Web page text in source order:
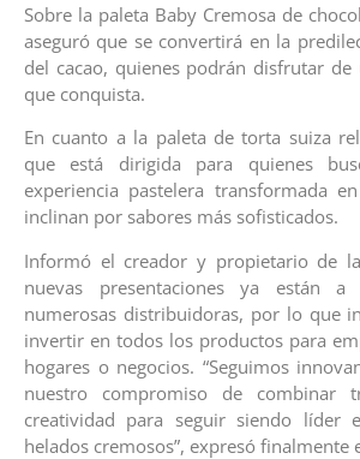
Sobre la paleta Baby Cremosa de
aseguró que se convertirá en la
del cacao, quienes podrán disfrutar
que conquista.
En cuanto a la paleta de torta suiza
que está dirigida para quienes
experiencia pastelera transformada
inclinan por sabores más sofisticados.
Informó el creador y propietario de
nuevas presentaciones ya están
numerosas distribuidoras, por lo que
invertir en todos los productos para
hogares o negocios. “Seguimos
nuestro compromiso de combinar
creatividad para seguir siendo líder
helados cremosos”, expresó finalmente